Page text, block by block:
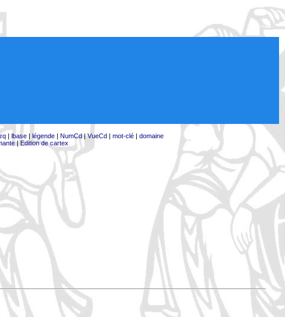
| lbase| légende| NumCd|VueCd| mot-clé| domaine
|Edition de cartex